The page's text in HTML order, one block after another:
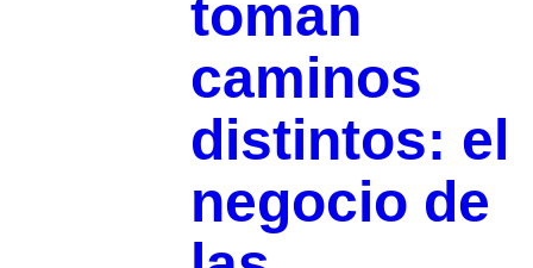
toman
caminos
distintos: el
negocio de